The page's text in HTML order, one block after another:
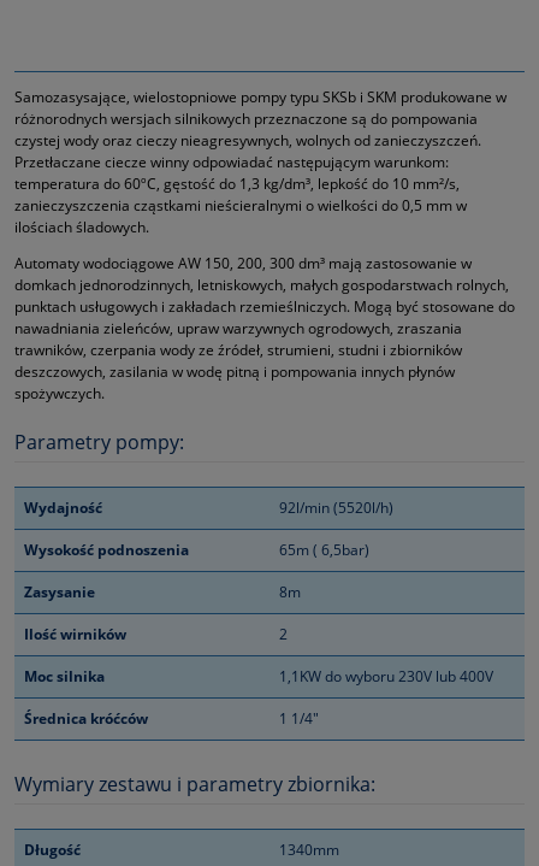
Samozasysające, wielostopniowe pompy typu SKSb i SKM produkowane w
różnorodnych wersjach silnikowych przeznaczone są do pompowania
czystej wody oraz cieczy nieagresywnych, wolnych od zanieczyszczeń.
Przetłaczane ciecze winny odpowiadać następującym warunkom:
temperatura do 60ºC, gęstość do 1,3 kg/dm³, lepkość do 10 mm²/s,
zanieczyszczenia cząstkami nieścieralnymi o wielkości do 0,5 mm w
ilościach śladowych.
Automaty wodociągowe AW 150, 200, 300 dm³ mają zastosowanie w
domkach jednorodzinnych, letniskowych, małych gospodarstwach rolnych,
punktach usługowych i zakładach rzemieślniczych. Mogą być stosowane do
nawadniania zieleńców, upraw warzywnych ogrodowych, zraszania
trawników, czerpania wody ze źródeł, strumieni, studni i zbiorników
deszczowych, zasilania w wodę pitną i pompowania innych płynów
spożywczych.
Parametry pompy:
Wydajność 92l/min (5520l/h)
Wysokość podnoszenia 65m ( 6,5bar)
Zasysanie 8m
Ilość wirników 2
Moc silnika 1,1KW do wyboru 230V lub 400V
Średnica króćców 1 1/4"
Wymiary zestawu i parametry zbiornika:
Długość 1340mm